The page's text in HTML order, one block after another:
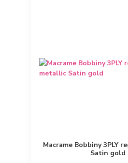
Macrame Bobbiny 3PLY
Satin gold